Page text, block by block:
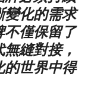
變化的需求
不僅保留了
縫對接，
的世界中得